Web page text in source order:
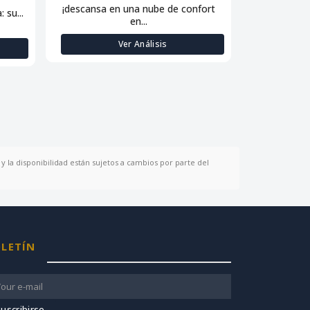
su...
¡descansa en una nube de confort
en...
Ver Análisis
la disponibilidad están sujetos a cambios por parte del